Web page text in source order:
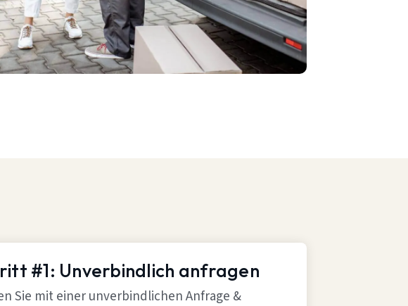
#1: Unverbindlich anfragen
Sie mit einer unverbindlichen Anfrage &